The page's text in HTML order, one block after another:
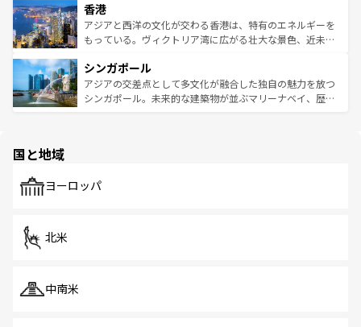
とつ。フォーやバインミー、ベトナムコーヒーなどは、ぜ
ひ現地で味わいたい。どの地域を訪れてもあたたかい人々
が旅行者を迎えてくれるので、きっと忘れられない旅にな
参照してほしい。
の活気が交差している。北部ではチェンマイなどの山岳地
帯で自然と触れ合い、南部ではプーケットやクラビの美し
いビーチでリゾート気分を楽しむことができる。タイ料理
激する。気候は一年中温暖で、どの季節にも異なる楽しみ
が待っている。親しみやすいタイの人々、仏教を中心とし
た文化、そして多様な観光資源が、訪れる旅人を魅了し続
香港
アジアと西洋の文化が交わる香港は、特有のエネルギーを
もっている。ヴィクトリア湾に広がる壮大な景色、近未来
み、どこを訪れても感動するはず。観光スポットが密集し
ており、効率よく見どころを回れるのも魅力。息をのむよ
うな絶景から文化的な体験まで、香港を存分に楽しみ尽く
シンガポール
アジアの交差点として多文化が融合した独自の魅力を放つ
シンガポール。未来的な建築物が並ぶマリーナベイ、歴史
で、ホーカーズは地元の風情を楽しめる外せないスポット
国と地域
ヨーロッパ
北米
中南米